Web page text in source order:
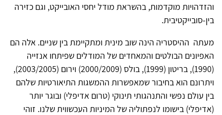
והזדהויות מוקדמות, בהשראת מודל יחסי האובייקט, וגם כזירה
בין-סובייקטיבית.
מעתה ההיסטריה הינה שוב מינית ומתקיימת בין שניים. אלה הם
האפיונים הבולטים והמאחדים של המודלים שפיתחו אנזייה
(1990), בריטון (1999), בולס (2000/2009) וירום (2003/2005),
ויתרונם הוא בחיבור שמאפשרות ההמשגות התיאורטיות שלהם
בין עולם נפשי והתנהגותי תינוקי (טרום אדיפלי) ובוגר יותר
(אדיפלי) בישומו לנפתוליה של המיניות העכשווית שלנו. זוהי